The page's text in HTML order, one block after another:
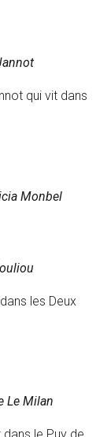
qui vit dans
Monbel
les Deux
Le Milan